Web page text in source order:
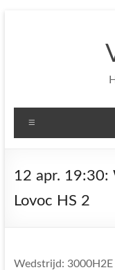
12 apr. 19:30:
Lovoc HS 2
Wedstrijd: